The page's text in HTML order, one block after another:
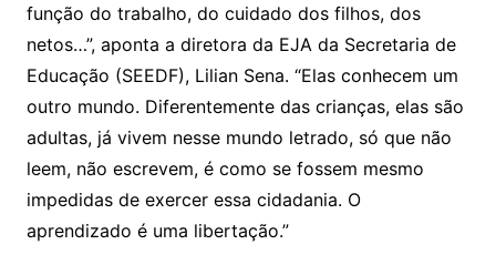
função do trabalho, do cuidado dos filhos, dos
netos…”, aponta a diretora da EJA da Secretaria de
Educação (SEEDF), Lilian Sena. “Elas conhecem um
outro mundo. Diferentemente das crianças, elas são
adultas, já vivem nesse mundo letrado, só que não
leem, não escrevem, é como se fossem mesmo
impedidas de exercer essa cidadania. O
aprendizado é uma libertação.”